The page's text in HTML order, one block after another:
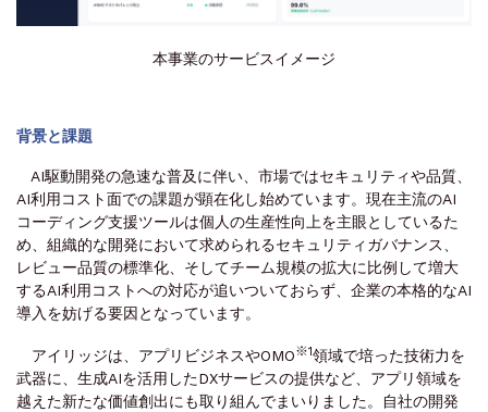
本事業のサービスイメージ
背景と課題
AI駆動開発の急速な普及に伴い、市場ではセキュリティや品質、
AI利用コスト面での課題が顕在化し始めています。現在主流のAI
コーディング支援ツールは個人の生産性向上を主眼としているた
め、組織的な開発において求められるセキュリティガバナンス、
レビュー品質の標準化、そしてチーム規模の拡大に比例して増大
するAI利用コストへの対応が追いついておらず、企業の本格的なAI
導入を妨げる要因となっています。
アイリッジは、アプリビジネスやOMO※1領域で培った技術力を
武器に、生成AIを活用したDXサービスの提供など、アプリ領域を
越えた新たな価値創出にも取り組んでまいりました。自社の開発